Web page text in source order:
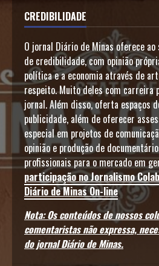
CREDIBILIDADE
O jornal Diário de Minas oferece
de credibilidade, com opinião
política e a economia através de
respeito. Muito deles com carreira
jornal. Além disso, oferta espaços
publicidade, além de oferecer
especial em projetos de
opinião e produção de
profissionais para o mercado em
participação no Jornalismo
Diário de Minas On-line
Nota: Os conteúdos de nossos
comentaristas não expressa,
do jornal Diário de Minas.